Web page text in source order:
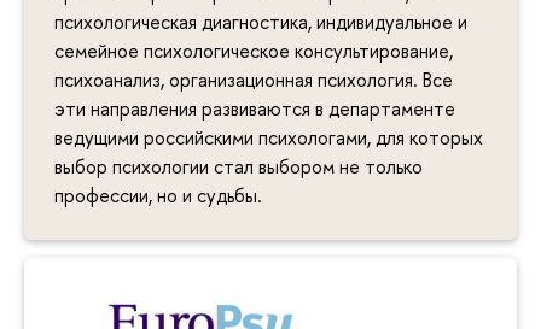
психологическая диагностика, индивидуальное и
семейное психологическое консультирование,
психоанализ, организационная психология. Все
эти направления развиваются в департаменте
ведущими российскими психологами, для которых
выбор психологии стал выбором не только
профессии, но и судьбы.